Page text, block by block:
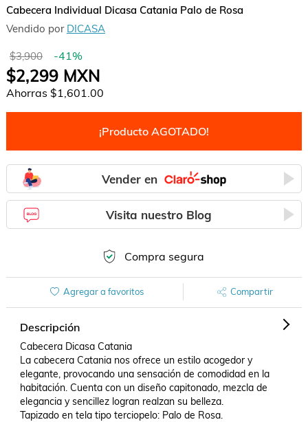
Cabecera Individual Dicasa Catania Palo de Rosa
Vendido por DICASA
$3,900 -41%
$2,299MXN
Ahorras $1,601.00
¡Producto AGOTADO!
Vender en
Visita nuestro Blog
Compra segura
Agregar a favoritos Compartir
Descripción
Cabecera Dicasa Catania
La cabecera Catania nos ofrece un estilo acogedor y
elegante, provocando una sensación de comodidad en la
habitación. Cuenta con un diseño capitonado, mezcla de
elegancia y sencillez logran realzan su belleza.
Tapizado en tela tipo terciopelo: Palo de Rosa.